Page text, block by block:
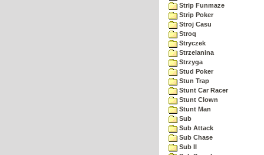
Strip Funmaze
Strip Poker
Stroj Casu
Stroq
Stryczek
Strzelanina
Strzyga
Stud Poker
Stun Trap
Stunt Car Racer
Stunt Clown
Stunt Man
Sub
Sub Attack
Sub Chase
Sub II